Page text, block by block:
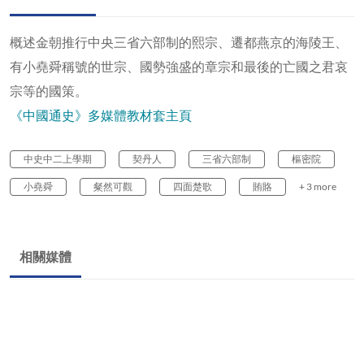
概述金朝推行中央三省六部制的熙宗、遷都燕京的海陵王、
有小堯舜稱號的世宗、國勢強盛的章宗和最後的亡國之君哀
宗等的國策。
《中國通史》多媒體教材套主頁
中史中二上學期 契丹人 三省六部制 樞密院
小堯舜 粲然可觀 四面楚歌 賄賂 + 3 more
相關媒體